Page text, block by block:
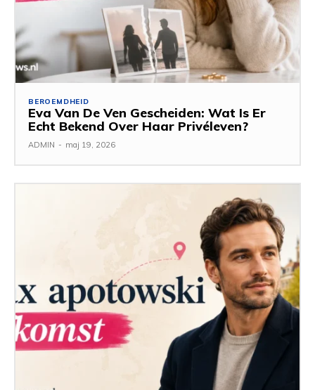
BEROEMDHEID
Eva Van De Ven Gescheiden: Wat Is Er
Echt Bekend Over Haar Privéleven?
ADMIN - maj 19, 2026